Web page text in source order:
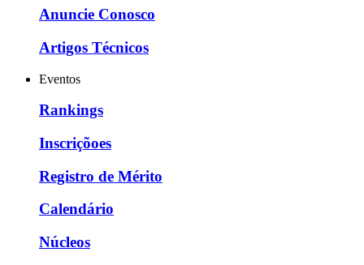
Anuncie Conosco
Artigos Técnicos
Eventos
Rankings
Inscriçõoes
Registro de Mérito
Calendário
Núcleos